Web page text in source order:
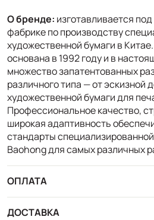
О бренде: изготавливается
фабрике по производству
художественной бумаги в
основана в 1992 году и в
множество запатентованных
различного типа — от эскизной
художественной бумаги для
Профессиональное качество,
широкая адаптивность
стандарты
Baohong для самых различных
ОПЛАТА
ДОСТАВКА